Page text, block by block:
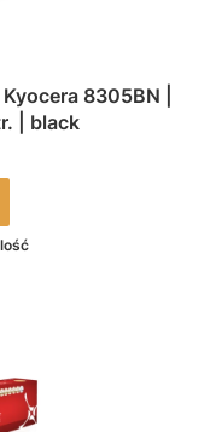
8305BN |
| black